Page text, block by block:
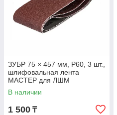
ЗУБР 75 × 457 мм, Р60, 3 шт.,
шлифовальная лента
МАСТЕР для ЛШМ
В наличии
1 500 ₸